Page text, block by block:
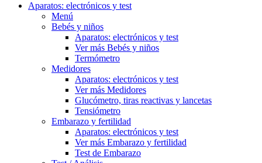
Aparatos: electrónicos y test
Menú
Bebés y niños
Aparatos: electrónicos y test
Ver más Bebés y niños
Termómetro
Medidores
Aparatos: electrónicos y test
Ver más Medidores
Glucómetro, tiras reactivas y lancetas
Tensiómetro
Embarazo y fertilidad
Aparatos: electrónicos y test
Ver más Embarazo y fertilidad
Test de Embarazo